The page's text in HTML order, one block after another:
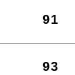
91
93